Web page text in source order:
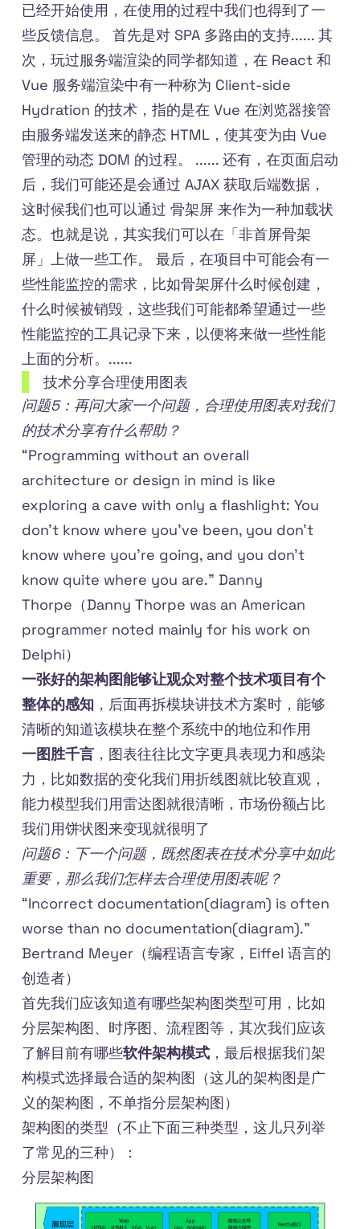
已经开始使用，在使用的过程中我们也得到了一
些反馈信息。 首先是对 SPA 多路由的支持...... 其
次，玩过服务端渲染的同学都知道，在 React 和
Vue 服务端渲染中有一种称为 Client-side
Hydration 的技术，指的是在 Vue 在浏览器接管
由服务端发送来的静态 HTML，使其变为由 Vue
管理的动态 DOM 的过程。 ...... 还有，在页面启动
后，我们可能还是会通过 AJAX 获取后端数据，
这时候我们也可以通过 骨架屏 来作为一种加载状
态。也就是说，其实我们可以在「非首屏骨架
屏」上做一些工作。 最后，在项目中可能会有一
些性能监控的需求，比如骨架屏什么时候创建，
什么时候被销毁，这些我们可能都希望通过一些
性能监控的工具记录下来，以便将来做一些性能
上面的分析。......
技术分享合理使用图表
问题5：再问大家一个问题，合理使用图表对我们
的技术分享有什么帮助？
“Programming without an overall
architecture or design in mind is like
exploring a cave with only a flashlight: You
don’t know where you’ve been, you don’t
know where you’re going, and you don’t
know quite where you are.” Danny
Thorpe（Danny Thorpe was an American
programmer noted mainly for his work on
Delphi）
一张好的架构图能够让观众对整个技术项目有个
整体的感知 ，后面再拆模块讲技术方案时，能够
清晰的知道该模块在整个系统中的地位和作用
一图胜千言 ，图表往往比文字更具表现力和感染
力，比如数据的变化我们用折线图就比较直观，
能力模型我们用雷达图就很清晰，市场份额占比
我们用饼状图来变现就很明了
问题6：下一个问题，既然图表在技术分享中如此
重要，那么我们怎样去合理使用图表呢？
“Incorrect documentation(diagram) is often
worse than no documentation(diagram).”
Bertrand Meyer（编程语言专家，Eiffel 语言的
创造者）
首先我们应该知道有哪些架构图类型可用，比如
分层架构图、时序图、流程图等，其次我们应该
了解目前有哪些软件架构模式 ，最后根据我们架
构模式选择最合适的架构图（这儿的架构图是广
义的架构图，不单指分层架构图）
架构图的类型（不止下面三种类型，这儿只列举
了常见的三种）：
分层架构图